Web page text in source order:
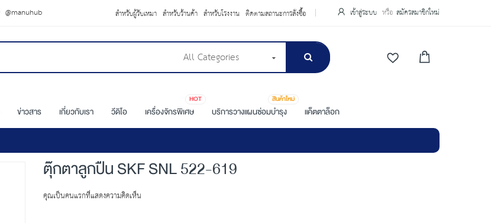
@manuhub สำหรับผู้รับเหมา สำหรับร้านค้า สำหรับโรงงาน ติดตามสถานะการสั่งซื้อ เข้าสู่ระบบ สมัครสมาชิกใหม่
All Categories
ข่าวสาร เกี่ยวกับเรา วีดิโอ เครื่องจักรพิเศษ
HOT
บริการวางแผนซ่อมบำรุง
สินค้าใหม่
แค็ตตาล็อก
ตุ๊กตาลูกปืน SKF SNL 522-619
คุณเป็นคนแรกที่แสดงความคิดเห็น